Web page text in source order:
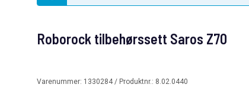
Roborock tilbehørssett Saros Z70
Varenummer: 1330284 / Produktnr.: 8.02.0440